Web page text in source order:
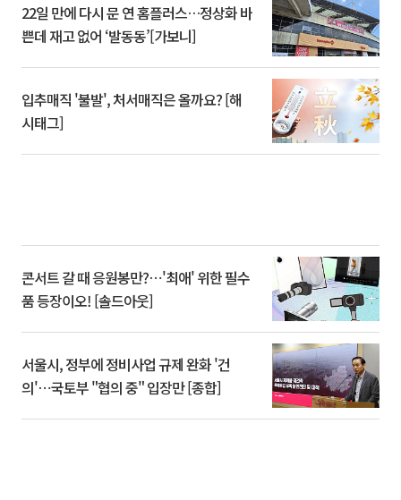
22일 만에 다시 문 연 홈플러스…정상화 바
쁜데 재고 없어 ‘발동동’[가보니]
입추매직 '불발', 처서매직은 올까요? [해
시태그]
콘서트 갈 때 응원봉만?⋯'최애' 위한 필수
품 등장이오! [솔드아웃]
서울시, 정부에 정비사업 규제 완화 '건
의'⋯국토부 "협의 중" 입장만 [종합]